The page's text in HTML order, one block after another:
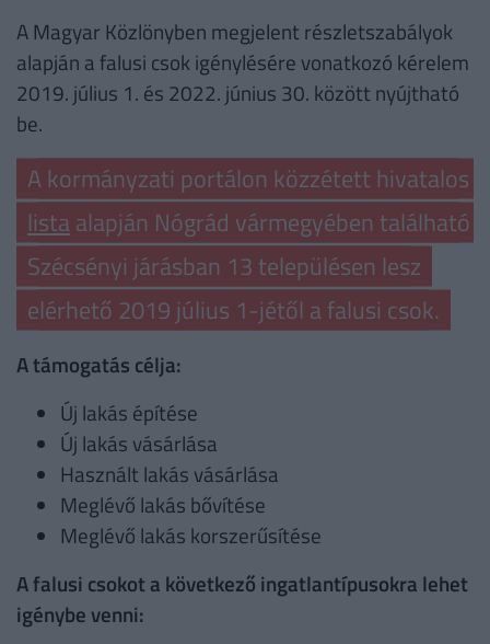
A Magyar Közlönyben megjelent részletszabályok
alapján a falusi csok igénylésére vonatkozó kérelem
2019. július 1. és 2022. június 30. között nyújtható
be.
A kormányzati portálon közzétett hivatalos
listaalapján Nógrád vármegyében található
Szécsényi járásban 13 településen lesz
elérhető 2019 július 1-jétől a falusi csok.
A támogatás célja:
Új lakás építése
Új lakás vásárlása
Használt lakás vásárlása
Meglévő lakás bővítése
Meglévő lakás korszerűsítése
A falusi csokot a következő ingatlantípusokra lehet
igénybe venni: